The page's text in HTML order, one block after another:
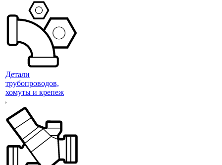
Детали
трубопроводов,
хомуты и крепеж